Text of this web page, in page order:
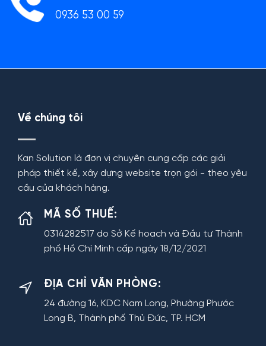
0936 53 00 59
Về chúng tôi
Kan Solution là đơn vị chuyên cung cấp các giải
pháp thiết kế, xây dựng website trọn gói - theo yêu
cầu của khách hàng.
MÃ SỐ THUẾ:
0314282517 do Sở Kế hoạch và Đầu tư Thành
phố Hồ Chí Minh cấp ngày 18/12/2021
ĐỊA CHỈ VĂN PHÒNG:
24 đường 16, KDC Nam Long, Phường Phước
Long B, Thành phố Thủ Đức, TP. HCM